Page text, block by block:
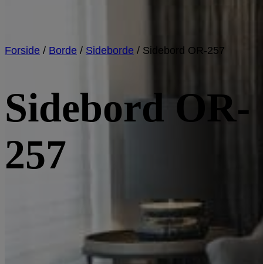
Forside / Borde / Sideborde / Sidebord OR-257
Sidebord OR-
257